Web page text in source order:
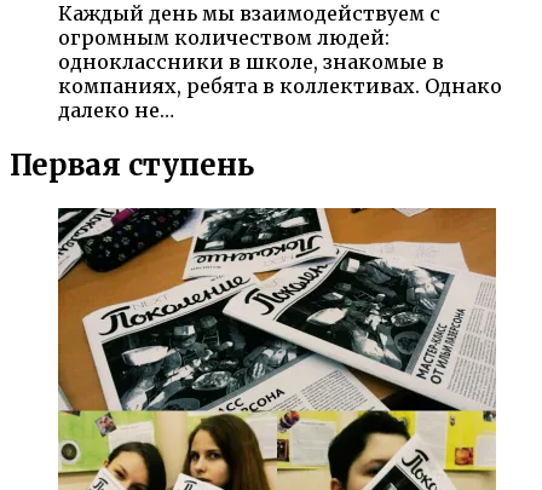
Каждый день мы взаимодействуем с
огромным количеством людей:
одноклассники в школе, знакомые в
компаниях, ребята в коллективах. Однако
далеко не…
Первая ступень